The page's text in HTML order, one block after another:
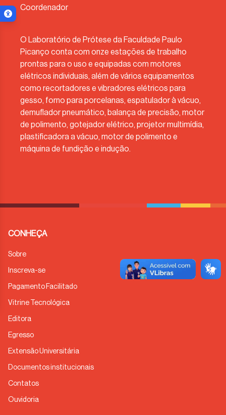
menu
Menu de acessibilidade
Coordenador
O Laboratório de Prótese da Faculdade Paulo
Picanço conta com onze estações de trabalho
prontas para o uso e equipadas com motores
elétricos individuais, além de vários equipamentos
como recortadores e vibradores elétricos para
gesso, forno para porcelanas, espatulador à vácuo,
demuflador pneumático, balança de precisão, motor
de polimento, gotejador elétrico, projetor multimídia,
plastificadora a vácuo, motor de polimento e
máquina de fundição e indução.
CONHEÇA
Sobre
Inscreva-se
Pagamento Facilitado
Vitrine Tecnológica
Editora
Egresso
Extensão Universitária
Documentos institucionais
Contatos
Ouvidoria